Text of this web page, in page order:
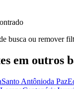
busca ou remover
em outros
Santo Antônioda Paz